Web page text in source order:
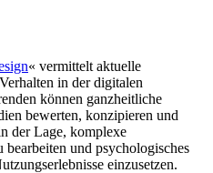
« vermittelt aktuelle
in der digitalen
können ganzheitliche
bewerten, konzipieren und
der Lage, komplexe
bearbeiten und psychologisches
einzusetzen.